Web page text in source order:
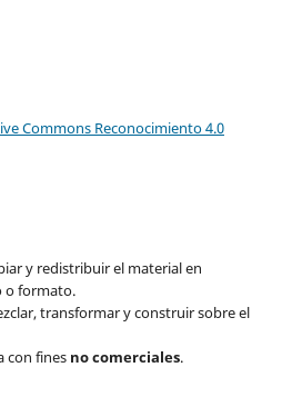
Commons Reconocimiento 4.0
y redistribuir el material en
o formato.
transformar y construir sobre el
con fines no comerciales.